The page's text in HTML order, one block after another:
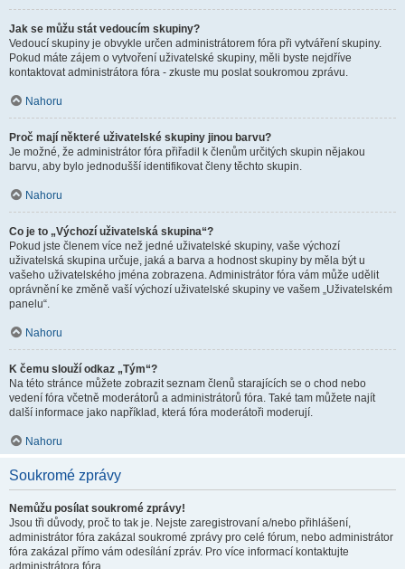
Jak se můžu stát vedoucím skupiny?
Vedoucí skupiny je obvykle určen administrátorem fóra při vytváření skupiny.
Pokud máte zájem o vytvoření uživatelské skupiny, měli byste nejdříve
kontaktovat administrátora fóra - zkuste mu poslat soukromou zprávu.
Nahoru
Proč mají některé uživatelské skupiny jinou barvu?
Je možné, že administrátor fóra přiřadil k členům určitých skupin nějakou
barvu, aby bylo jednodušší identifikovat členy těchto skupin.
Nahoru
Co je to „Výchozí uživatelská skupina“?
Pokud jste členem více než jedné uživatelské skupiny, vaše výchozí
uživatelská skupina určuje, jaká a barva a hodnost skupiny by měla být u
vašeho uživatelského jména zobrazena. Administrátor fóra vám může udělit
oprávnění ke změně vaší výchozí uživatelské skupiny ve vašem „Uživatelském
panelu“.
Nahoru
K čemu slouží odkaz „Tým“?
Na této stránce můžete zobrazit seznam členů starajících se o chod nebo
vedení fóra včetně moderátorů a administrátorů fóra. Také tam můžete najít
další informace jako například, která fóra moderátoři moderují.
Nahoru
Soukromé zprávy
Nemůžu posílat soukromé zprávy!
Jsou tři důvody, proč to tak je. Nejste zaregistrovaní a/nebo přihlášení,
administrátor fóra zakázal soukromé zprávy pro celé fórum, nebo administrátor
fóra zakázal přímo vám odesílání zpráv. Pro více informací kontaktujte
administrátora fóra.